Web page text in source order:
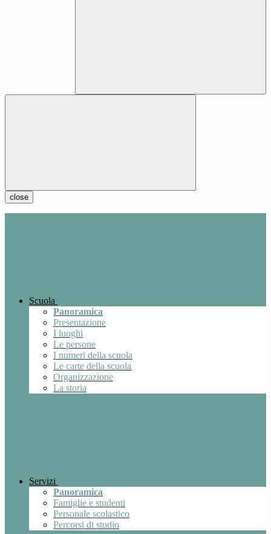
close
Scuola
Panoramica
Presentazione
I luoghi
Le persone
I numeri della scuola
Le carte della scuola
Organizzazione
La storia
Servizi
Panoramica
Famiglie e studenti
Personale scolastico
Percorsi di studio